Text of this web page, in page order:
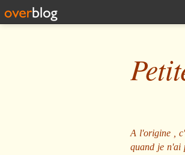
A l'origine ,
quand je n'ai